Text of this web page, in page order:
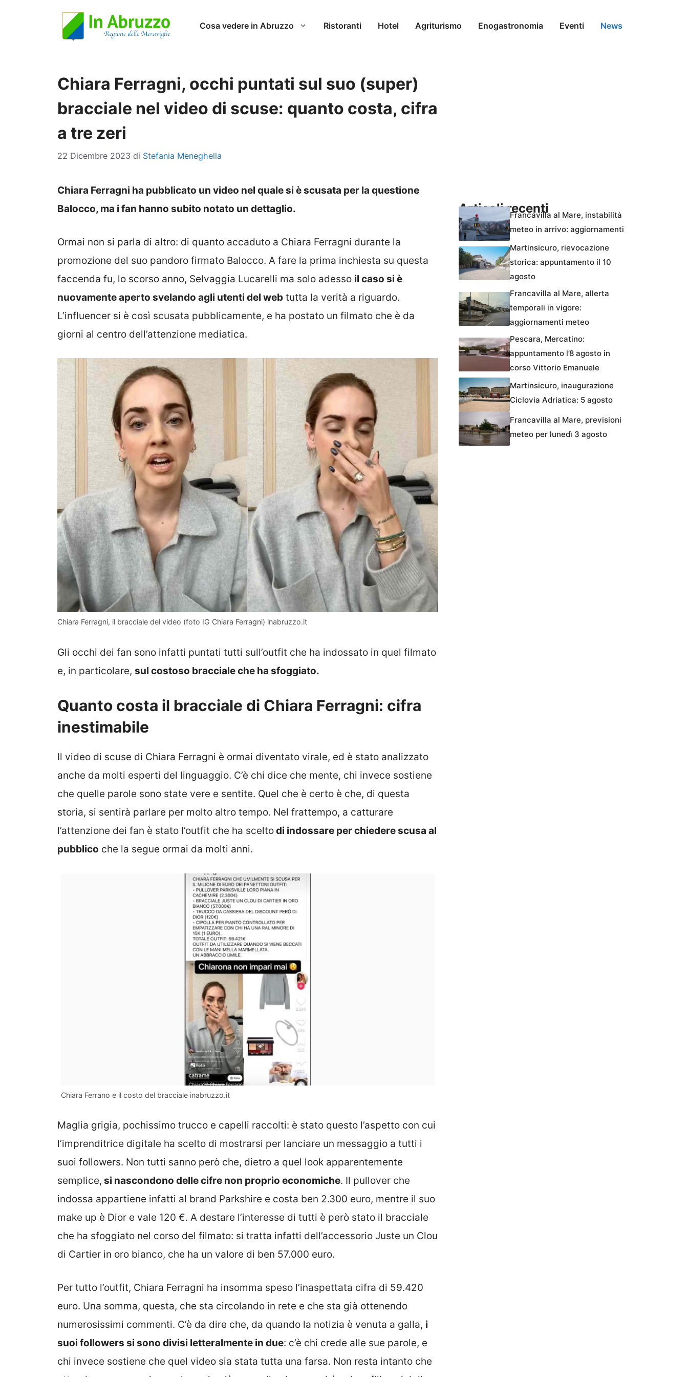
Cosa vedere in Abruzzo Ristoranti Hotel Agriturismo Enogastronomia Eventi News
Chiara Ferragni, occhi puntati sul suo (super)
bracciale nel video di scuse: quanto costa, cifra
a tre zeri
22 Dicembre 2023 di Stefania Meneghella
Chiara Ferragni ha pubblicato un video nel quale si è scusata per la questione
Balocco, ma i fan hanno subito notato un dettaglio.
Ormai non si parla di altro: di quanto accaduto a Chiara Ferragni durante la
promozione del suo pandoro firmato Balocco. A fare la prima inchiesta su questa
faccenda fu, lo scorso anno, Selvaggia Lucarelli ma solo adesso il caso si è
nuovamente aperto svelando agli utenti del web tutta la verità a riguardo.
L’influencer si è così scusata pubblicamente, e ha postato un filmato che è da
giorni al centro dell’attenzione mediatica.
Chiara Ferragni, il bracciale del video (foto IG Chiara Ferragni) inabruzzo.it
Gli occhi dei fan sono infatti puntati tutti sull’outfit che ha indossato in quel filmato
e, in particolare, sul costoso bracciale che ha sfoggiato.
Quanto costa il bracciale di Chiara Ferragni: cifra
inestimabile
Il video di scuse di Chiara Ferragni è ormai diventato virale, ed è stato analizzato
anche da molti esperti del linguaggio. C’è chi dice che mente, chi invece sostiene
che quelle parole sono state vere e sentite. Quel che è certo è che, di questa
storia, si sentirà parlare per molto altro tempo. Nel frattempo, a catturare
l’attenzione dei fan è stato l’outfit che ha sceltodi indossare per chiedere scusa al
pubblico che la segue ormai da molti anni.
Chiara Ferrano e il costo del bracciale inabruzzo.it
Maglia grigia, pochissimo trucco e capelli raccolti: è stato questo l’aspetto con cui
l’imprenditrice digitale ha scelto di mostrarsi per lanciare un messaggio a tutti i
suoi followers. Non tutti sanno però che, dietro a quel look apparentemente
semplice, si nascondono delle cifre non proprio economiche. Il pullover che
indossa appartiene infatti al brand Parkshire e costa ben 2.300 euro, mentre il suo
make up è Dior e vale 120 €. A destare l’interesse di tutti è però stato il bracciale
che ha sfoggiato nel corso del filmato: si tratta infatti dell’accessorio Juste un Clou
di Cartier in oro bianco, che ha un valore di ben 57.000 euro.
Per tutto l’outfit, Chiara Ferragni ha insomma speso l’inaspettata cifra di 59.420
euro. Una somma, questa, che sta circolando in rete e che sta già ottenendo
numerosissimi commenti. C’è da dire che, da quando la notizia è venuta a galla, i
suoi followers si sono divisi letteralmente in due: c’è chi crede alle sue parole, e
chi invece sostiene che quel video sia stata tutta una farsa. Non resta intanto che
Articoli recentiFrancavilla al Mare, instabilità
meteo in arrivo: aggiornamenti
Martinsicuro, rievocazione
storica: appuntamento il 10
agosto
Francavilla al Mare, allerta
temporali in vigore:
aggiornamenti meteo
Pescara, Mercatino:
appuntamento l’8 agosto in
corso Vittorio Emanuele
Martinsicuro, inaugurazione
Ciclovia Adriatica: 5 agosto
Francavilla al Mare, previsioni
meteo per lunedì 3 agosto